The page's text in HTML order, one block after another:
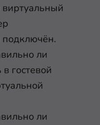
виртуальный
подключён.
ли
гостевой
ли